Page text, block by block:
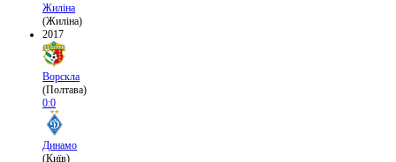
Жиліна
(Жиліна)
2017
Ворскла
(Полтава)
0:0
Динамо
(Київ)